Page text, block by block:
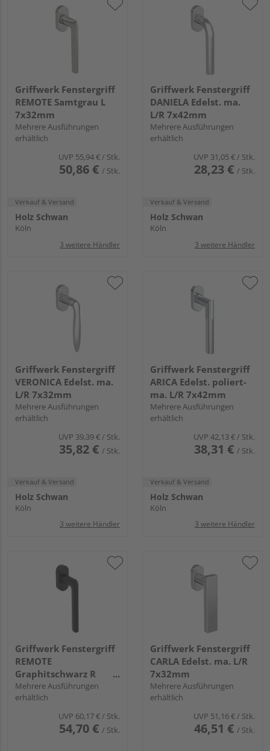
Griffwerk Fenstergriff
REMOTE Samtgrau L
7x32mm
Mehrere Ausführungen
erhältlich
UVP 55,94 €/ Stk.
50,86 € / Stk.
Verkauf & Versand
Holz Schwan
Köln
3 weitere Händler
Griffwerk Fenstergriff
DANIELA Edelst. ma.
L/R 7x42mm
Mehrere Ausführungen
erhältlich
UVP 31,05 €/ Stk.
28,23 € / Stk.
Verkauf & Versand
Holz Schwan
Köln
3 weitere Händler
Griffwerk Fenstergriff
VERONICA Edelst. ma.
L/R 7x32mm
Mehrere Ausführungen
erhältlich
UVP 39,39 €/ Stk.
35,82 € / Stk.
Verkauf & Versand
Holz Schwan
Köln
3 weitere Händler
Griffwerk Fenstergriff
ARICA Edelst. poliert-
ma. L/R 7x42mm
Mehrere Ausführungen
erhältlich
UVP 42,13 €/ Stk.
38,31 € / Stk.
Verkauf & Versand
Holz Schwan
Köln
3 weitere Händler
Griffwerk Fenstergriff
REMOTE
Graphitschwarz R
7x32mm
Mehrere Ausführungen
erhältlich
UVP 60,17 €/ Stk.
54,70 € / Stk.
Griffwerk Fenstergriff
CARLA Edelst. ma. L/R
7x32mm
Mehrere Ausführungen
erhältlich
UVP 51,16 €/ Stk.
46,51 € / Stk.